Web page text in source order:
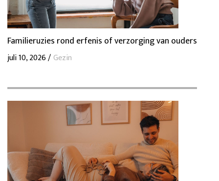
Familieruzies rond erfenis of verzorging van ouders
juli 10, 2026 /Gezin